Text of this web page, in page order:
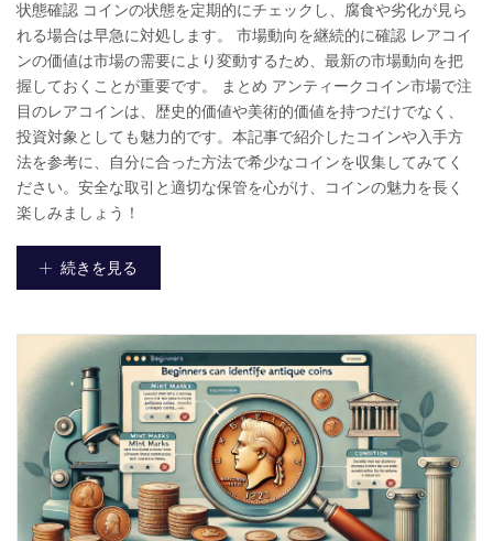
状態確認 コインの状態を定期的にチェックし、腐食や劣化が見ら
れる場合は早急に対処します。 市場動向を継続的に確認 レアコイ
ンの価値は市場の需要により変動するため、最新の市場動向を把
握しておくことが重要です。 まとめ アンティークコイン市場で注
目のレアコインは、歴史的価値や美術的価値を持つだけでなく、
投資対象としても魅力的です。本記事で紹介したコインや入手方
法を参考に、自分に合った方法で希少なコインを収集してみてく
ださい。安全な取引と適切な保管を心がけ、コインの魅力を長く
楽しみましょう！
続きを見る